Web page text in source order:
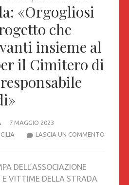
«Orgogliosi
che
insieme al
il Cimitero di
7 MAGGIO 2023
LASCIA UN COMMENTO
DELL’ASSOCIAZIONE
E VITTIME DELLA STRADA